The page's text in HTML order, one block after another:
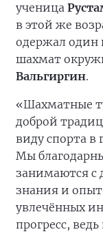
ученица
в этой же
одержал один
шахмат
Вальгиргин.
«Шахматные
доброй
виду спорта в
Мы
занимаются с
знания и
увлечённых
прогресс,